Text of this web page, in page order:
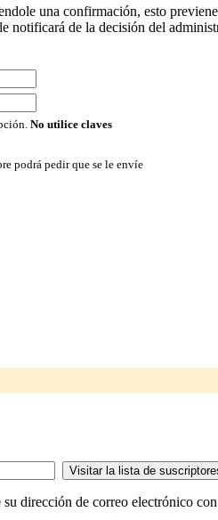
una confirmación, esto
notificará de la decisión del
No utilice claves
podrá pedir que se le envíe
dirección de correo electrónico